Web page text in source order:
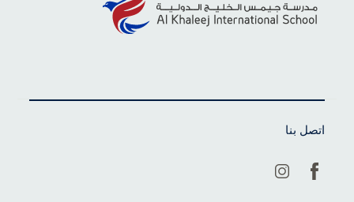
اتصل بنا